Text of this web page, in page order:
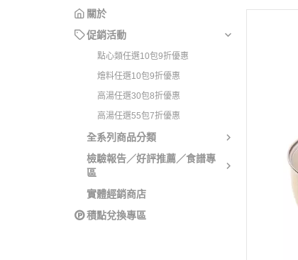
高湯任選30包8
高湯任選55包7折
關於
促銷活動
點心類任選10包9折優惠
燴料任選10包9折優惠
高湯任選30包8折優惠
高湯任選55包7折優惠
全系列商品分類
檢驗報告／好評推薦／食譜專
區
實體經銷商店
積點兌換專區